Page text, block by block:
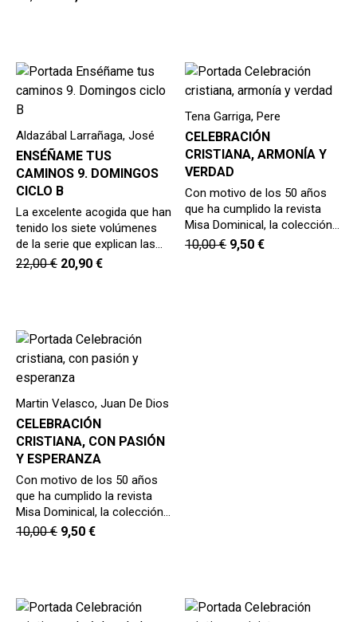
Aldazábal Larrañaga, José
ENSÉÑAME TUS
CAMINOS 9. DOMINGOS
CICLO B
La excelente acogida que han
tenido los siete volúmenes
de la serie que explican las…
22,00€ 20,90 €
Tena Garriga, Pere
CELEBRACIÓN
CRISTIANA, ARMONÍA Y
VERDAD
Con motivo de los 50 años
que ha cumplido la revista
Misa Dominical, la colección…
10,00€ 9,50€
Martin Velasco, Juan De Dios
CELEBRACIÓN
CRISTIANA, CON PASIÓN
Y ESPERANZA
Con motivo de los 50 años
que ha cumplido la revista
Misa Dominical, la colección…
10,00€ 9,50 €